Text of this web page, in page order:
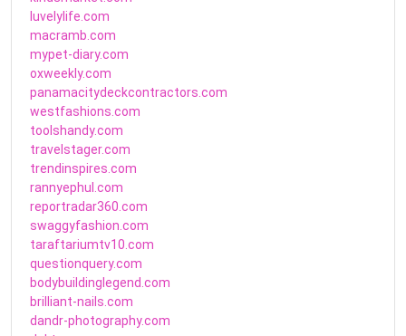
luvelylife.com
macramb.com
mypet-diary.com
oxweekly.com
panamacitydeckcontractors.com
westfashions.com
toolshandy.com
travelstager.com
trendinspires.com
rannyephul.com
reportradar360.com
swaggyfashion.com
taraftariumtv10.com
questionquery.com
bodybuildinglegend.com
brilliant-nails.com
dandr-photography.com